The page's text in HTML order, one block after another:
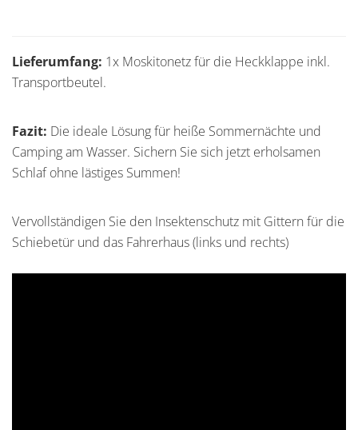
Lieferumfang: 1x Moskitonetz für die Heckklappe inkl.
Transportbeutel.
Fazit: Die ideale Lösung für heiße Sommernächte und
Camping am Wasser. Sichern Sie sich jetzt erholsamen
Schlaf ohne lästiges Summen!
Vervollständigen Sie den Insektenschutz mit Gittern für die
Schiebetür und das Fahrerhaus (links und rechts)